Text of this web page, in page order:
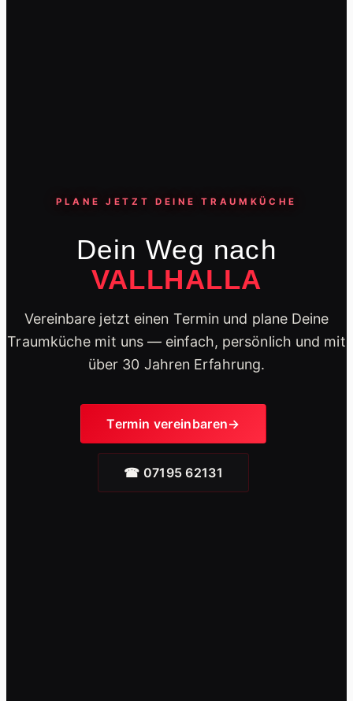
PLANE JETZT DEINE TRAUMKÜCHE
Dein Weg nach
VALLHALLA
Vereinbare jetzt einen Termin und plane Deine
Traumküche mit uns — einfach, persönlich und mit
über 30 Jahren Erfahrung.
Termin vereinbaren
☎ 07195 62131